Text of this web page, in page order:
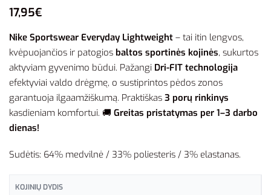
17,95€
Nike Sportswear Everyday Lightweight – tai itin lengvos,
kvėpuojančios ir patogios baltos sportinės kojinės, sukurtos
aktyviam gyvenimo būdui. Pažangi Dri-FIT technologija
efektyviai valdo drėgmę, o sustiprintos pėdos zonos
garantuoja ilgaamžiškumą. Praktiškas 3 porų rinkinys
kasdieniam komfortui. 🚚 Greitas pristatymas per 1–3 darbo
dienas!
Sudėtis: 64% medvilnė / 33% poliesteris / 3% elastanas.
KOJINIŲ DYDIS